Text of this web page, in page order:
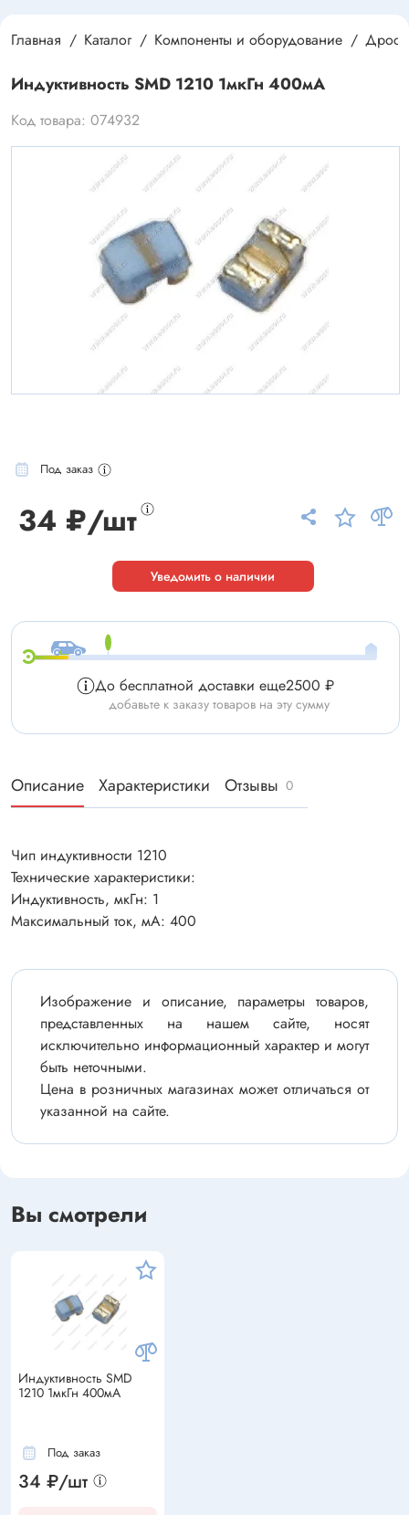
Главная Каталог Компоненты и оборудование
Индуктивность SMD 1210 1мкГн 400мА
Код товара: 074932
Под заказ
34 ₽/шт
Уведомить о наличии
До бесплатной доставки еще2500 ₽
добавьте к заказу товаров на эту сумму
Описание Характеристики Отзывы 0
Чип индуктивности 1210
Технические характеристики:
Индуктивность, мкГн: 1
Максимальный ток, мА: 400
Изображение и описание, параметры товаров,
представленных на нашем сайте, носят
исключительно информационный характер и могут
быть неточными.
Цена в розничных магазинах может отличаться от
указанной на сайте.
Вы смотрели
Индуктивность SMD
1210 1мкГн 400мА
Под заказ
34 ₽/шт